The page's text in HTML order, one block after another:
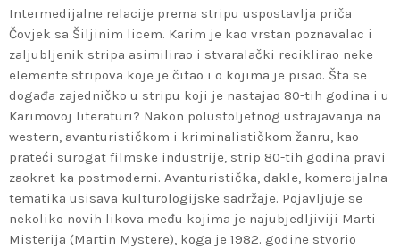
Intermedijalne relacije prema stripu uspostavlja priča
Čovjek sa Šiljinim licem. Karim je kao vrstan poznavalac i
zaljubljenik stripa asimilirao i stvaralački reciklirao neke
elemente stripova koje je čitao i o kojima je pisao. Šta se
događa zajedničko u stripu koji je nastajao 80-tih godina i u
Karimovoj literaturi? Nakon polustoljetnog ustrajavanja na
western, avanturističkom i kriminalističkom žanru, kao
prateći surogat filmske industrije, strip 80-tih godina pravi
zaokret ka postmoderni. Avanturistička, dakle, komercijalna
tematika usisava kulturologijske sadržaje. Pojavljuje se
nekoliko novih likova među kojima je najubjedljiviji Marti
Misterija (Martin Mystere), koga je 1982. godine stvorio